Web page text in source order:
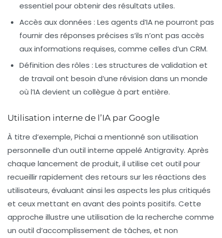
essentiel pour obtenir des résultats utiles.
Accès aux données : Les agents d’IA ne pourront pas
fournir des réponses précises s’ils n’ont pas accès
aux informations requises, comme celles d’un CRM.
Définition des rôles : Les structures de validation et
de travail ont besoin d’une révision dans un monde
où l’IA devient un collègue à part entière.
Utilisation interne de l’IA par Google
À titre d’exemple,Pichai a mentionné son utilisation
personnelle d’un outil interne appelé Antigravity. Après
chaque lancement de produit, il utilise cet outil pour
recueillir rapidement des retours sur les réactions des
utilisateurs, évaluant ainsi les aspects les plus critiqués
et ceux mettant en avant des points positifs. Cette
approche illustre une utilisation de la recherche comme
un outil d’accomplissement de tâches, et non